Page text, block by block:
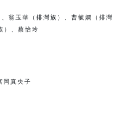
翁玉華（排灣族）、曹毓嫻（排灣
）、 蔡怡玲
岡真央子